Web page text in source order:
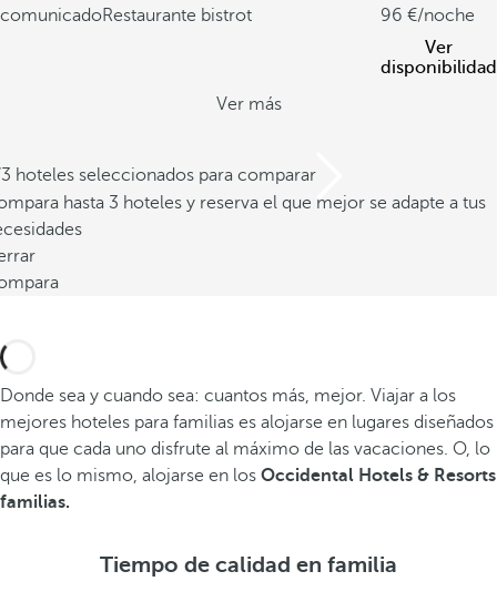
comunicadoRestaurante bistrot
96
/noche
Ver
disponibilidad
Ver más
hoteles seleccionados para comparar
hasta 3 hoteles y reserva el que mejor se adapte a tus
Donde sea y cuando sea: cuantos más, mejor. Viajar a los
mejores hoteles para familias es alojarse en lugares diseñados
para que cada uno disfrute al máximo de las vacaciones. O, lo
que es lo mismo, alojarse en los Occidental Hotels & Resorts
familias.
Tiempo de calidad en familia